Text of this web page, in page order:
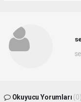
Okuyucu Yorumları (0)